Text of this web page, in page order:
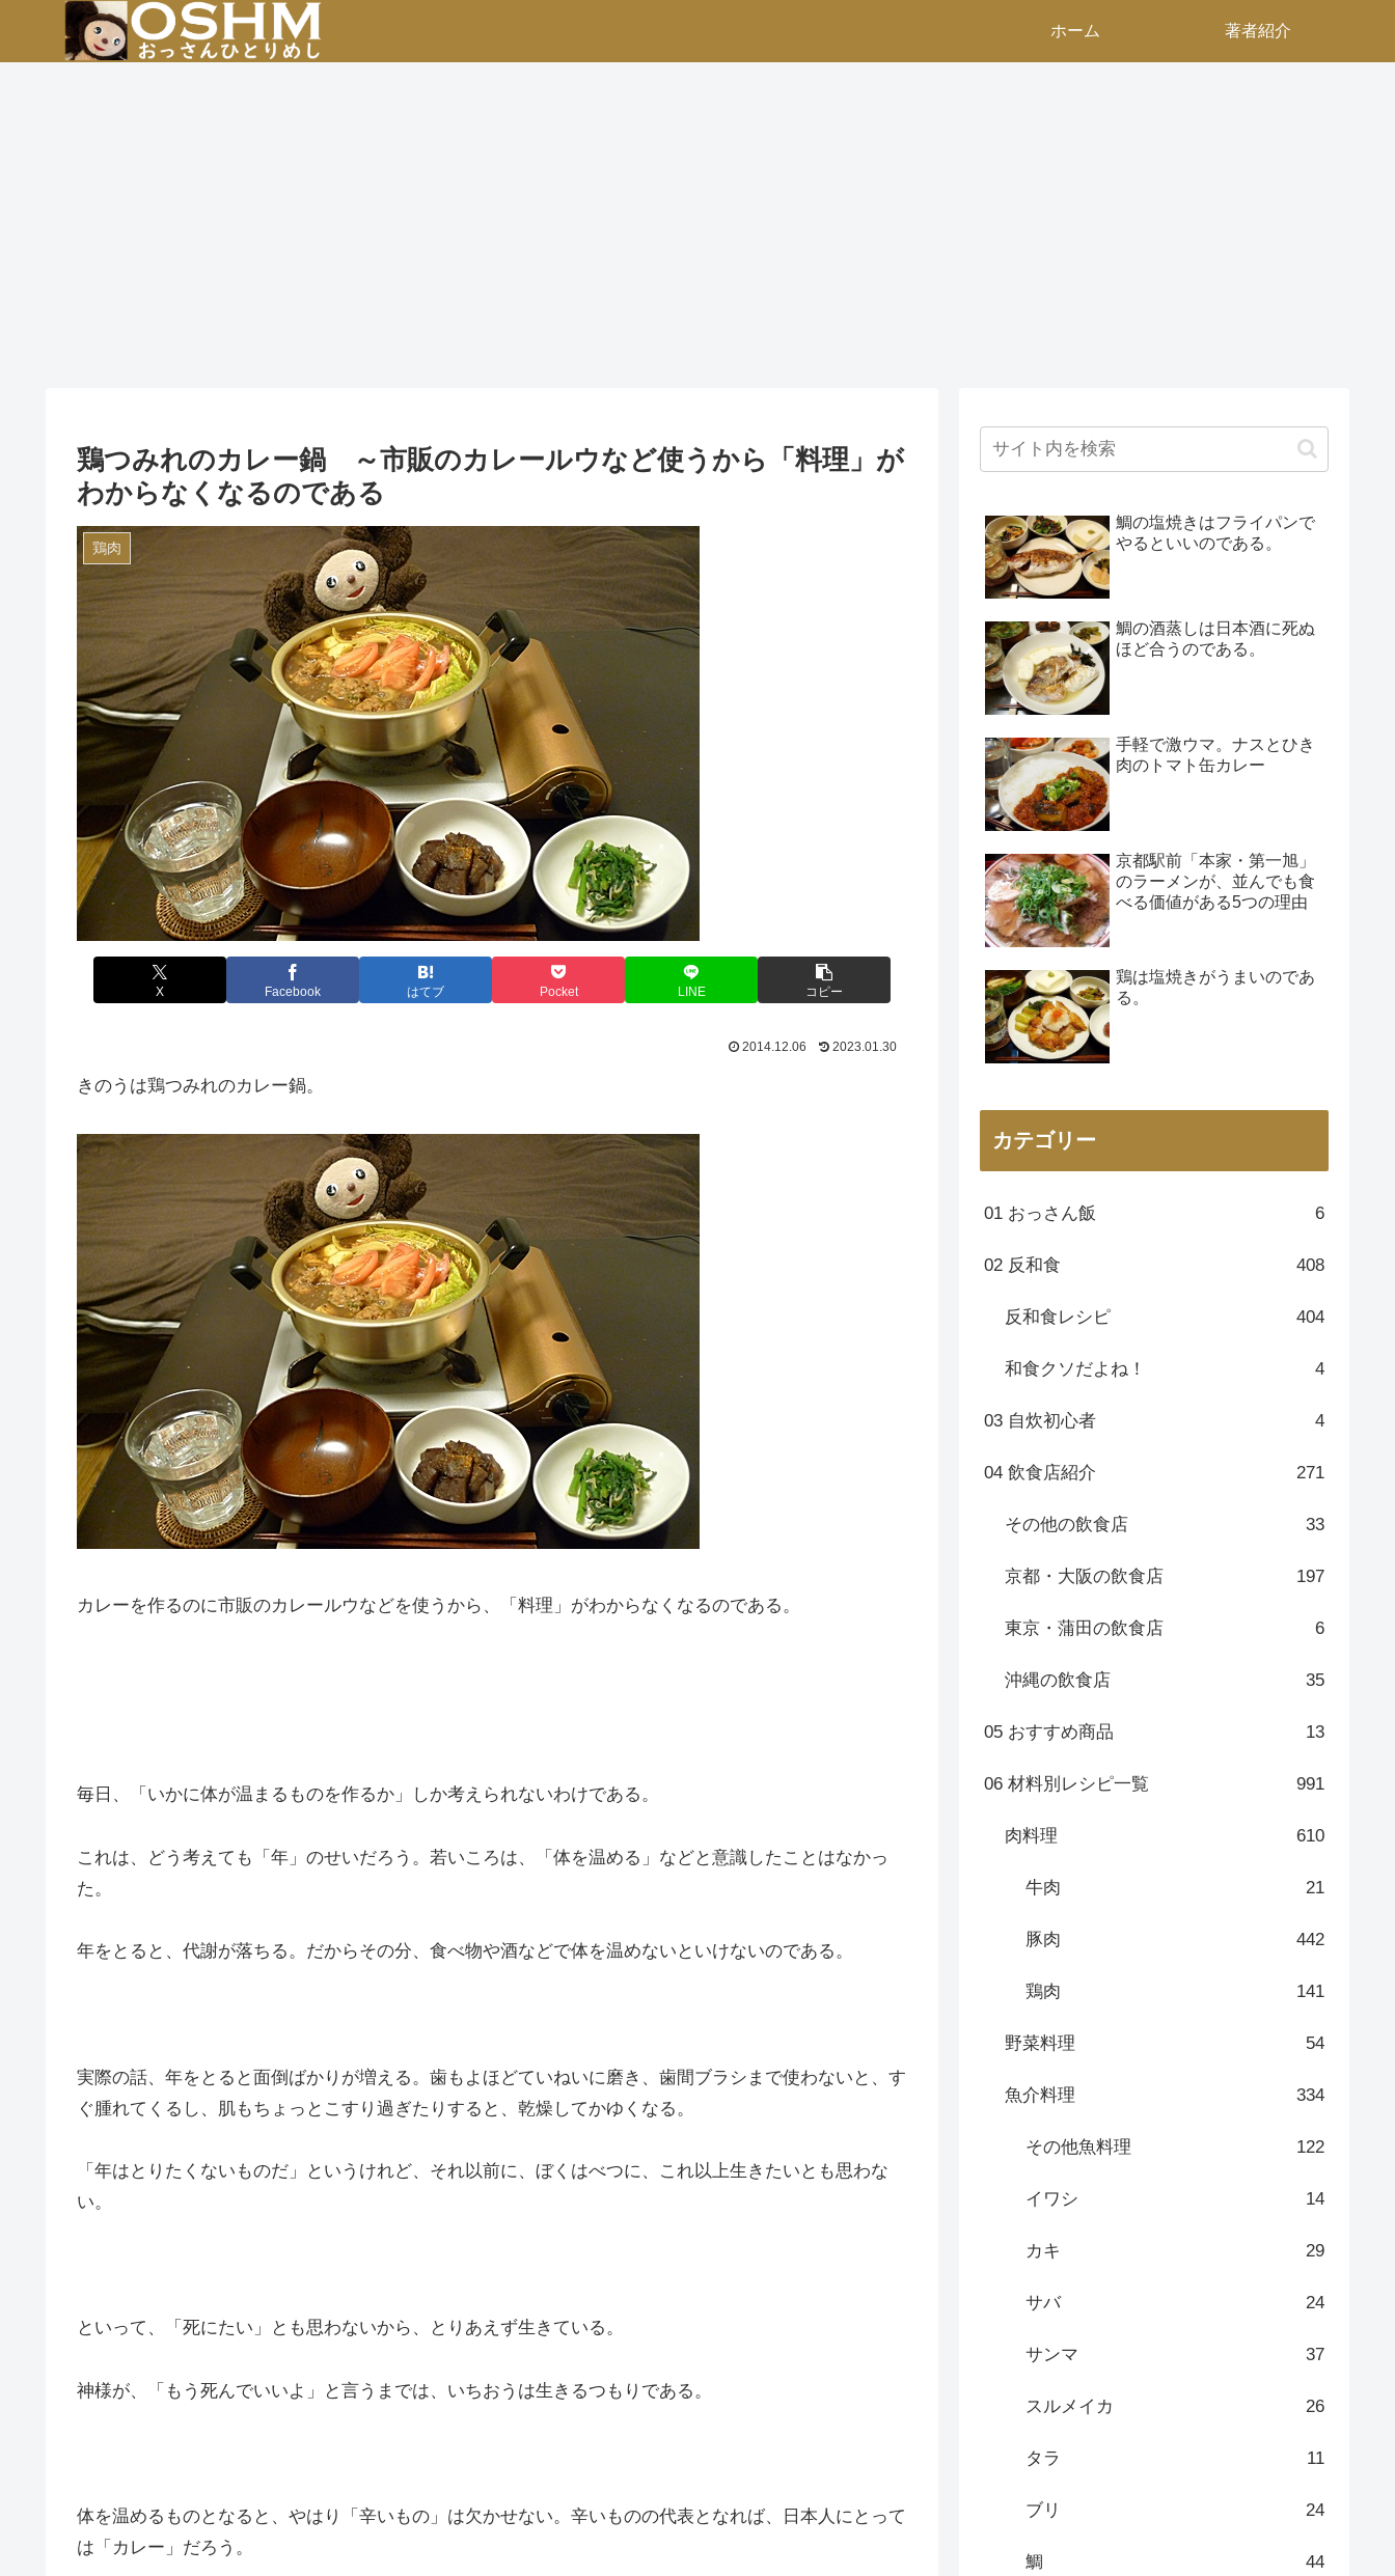
ホーム 著者紹介
鶏つみれのカレー鍋 ～市販のカレールウなど使うから「料理」が
わからなくなるのである
鶏肉
X Facebook はてブ Pocket LINE コピー
2014.12.06 2023.01.30
きのうは鶏つみれのカレー鍋。
カレーを作るのに市販のカレールウなどを使うから、「料理」がわからなくなるのである。
毎日、「いかに体が温まるものを作るか」しか考えられないわけである。
これは、どう考えても「年」のせいだろう。若いころは、「体を温める」などと意識したことはなかっ
た。
年をとると、代謝が落ちる。だからその分、食べ物や酒などで体を温めないといけないのである。
実際の話、年をとると面倒ばかりが増える。歯もよほどていねいに磨き、歯間ブラシまで使わないと、す
ぐ腫れてくるし、肌もちょっとこすり過ぎたりすると、乾燥してかゆくなる。
「年はとりたくないものだ」というけれど、それ以前に、ぼくはべつに、これ以上生きたいとも思わな
い。
といって、「死にたい」とも思わないから、とりあえず生きている。
神様が、「もう死んでいいよ」と言うまでは、いちおうは生きるつもりである。
体を温めるものとなると、やはり「辛いもの」は欠かせない。辛いものの代表となれば、日本人にとって
は「カレー」だろう。
鯛の塩焼きはフライパンで
やるといいのである。
鯛の酒蒸しは日本酒に死ぬ
ほど合うのである。
手軽で激ウマ。ナスとひき
肉のトマト缶カレー
京都駅前「本家・第一旭」
のラーメンが、並んでも食
べる価値がある5つの理由
鶏は塩焼きがうまいのであ
る。
カテゴリー
01 おっさん飯 6
02 反和食 408
反和食レシピ 404
和食クソだよね！ 4
03 自炊初心者 4
04 飲食店紹介 271
その他の飲食店 33
京都・大阪の飲食店 197
東京・蒲田の飲食店 6
沖縄の飲食店 35
05 おすすめ商品 13
06 材料別レシピ一覧 991
肉料理 610
牛肉 21
豚肉 442
鶏肉 141
野菜料理 54
魚介料理 334
その他魚料理 122
イワシ 14
カキ 29
サバ 24
サンマ 37
スルメイカ 26
タラ 11
ブリ 24
鯛 44